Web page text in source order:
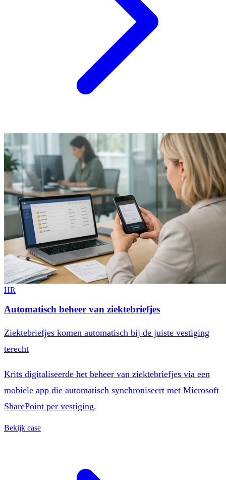
HR
Automatisch beheer van ziektebriefjes
Ziektebriefjes komen automatisch bij de juiste vestiging
terecht
Krits digitaliseerde het beheer van ziektebriefjes via een
mobiele app die automatisch synchroniseert met Microsoft
SharePoint per vestiging.
Bekijk case